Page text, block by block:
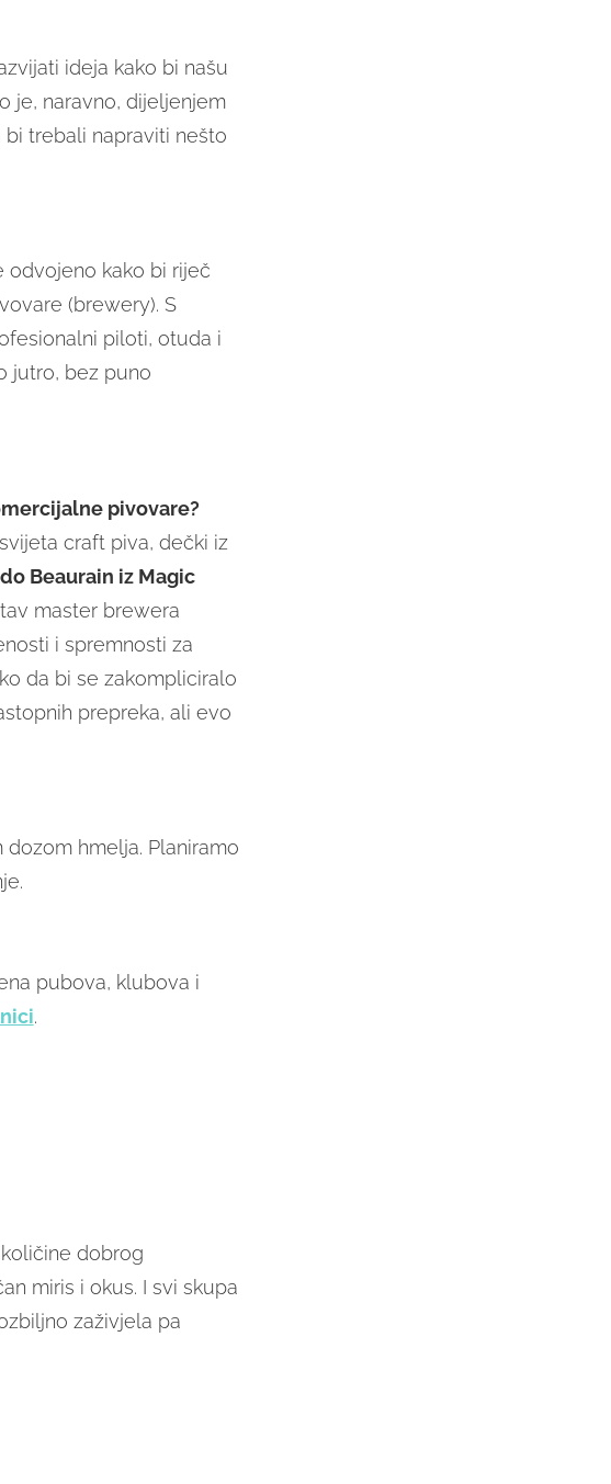
ideja kako bi našu
je, naravno, dijeljenjem
trebali napraviti nešto
odvojeno kako bi riječ
(brewery). S
piloti, otuda i
jutro, bez puno
pivovare?
craft piva, dečki iz
Beaurain iz Magic
master brewera
i spremnosti za
da bi se zakompliciralo
prepreka, ali evo
hmelja. Planiramo
pubova, klubova i
.
dobrog
miris i okus. I svi skupa
zaživjela pa